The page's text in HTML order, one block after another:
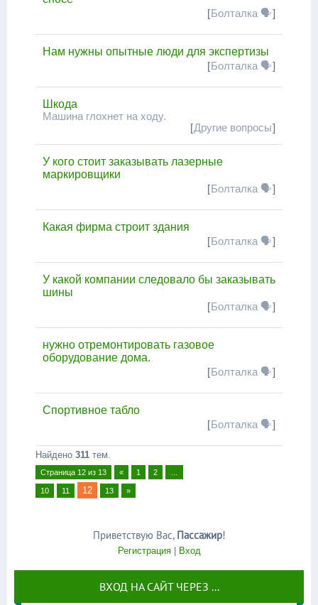
[Болталка 🗣]
Нам нужны опытные люди для экспертизы
[Болталка 🗣]
Шкода
Машина глохнет на ходу.
[Другие вопросы]
У кого стоит заказывать лазерные
маркировщики
[Болталка 🗣]
Какая фирма строит здания
[Болталка 🗣]
У какой компании следовало бы заказывать
шины
[Болталка 🗣]
нужно отремонтировать газовое
оборудование дома.
[Болталка 🗣]
Спортивное табло
[Болталка 🗣]
Найдено 311 тем.
Страница 12 из 13 « 1 2
10 11 12 13 »
Приветствую Вас, Пассажир!
Регистрация| Вход
ВХОД НА САЙТ ЧЕРЕЗ ...